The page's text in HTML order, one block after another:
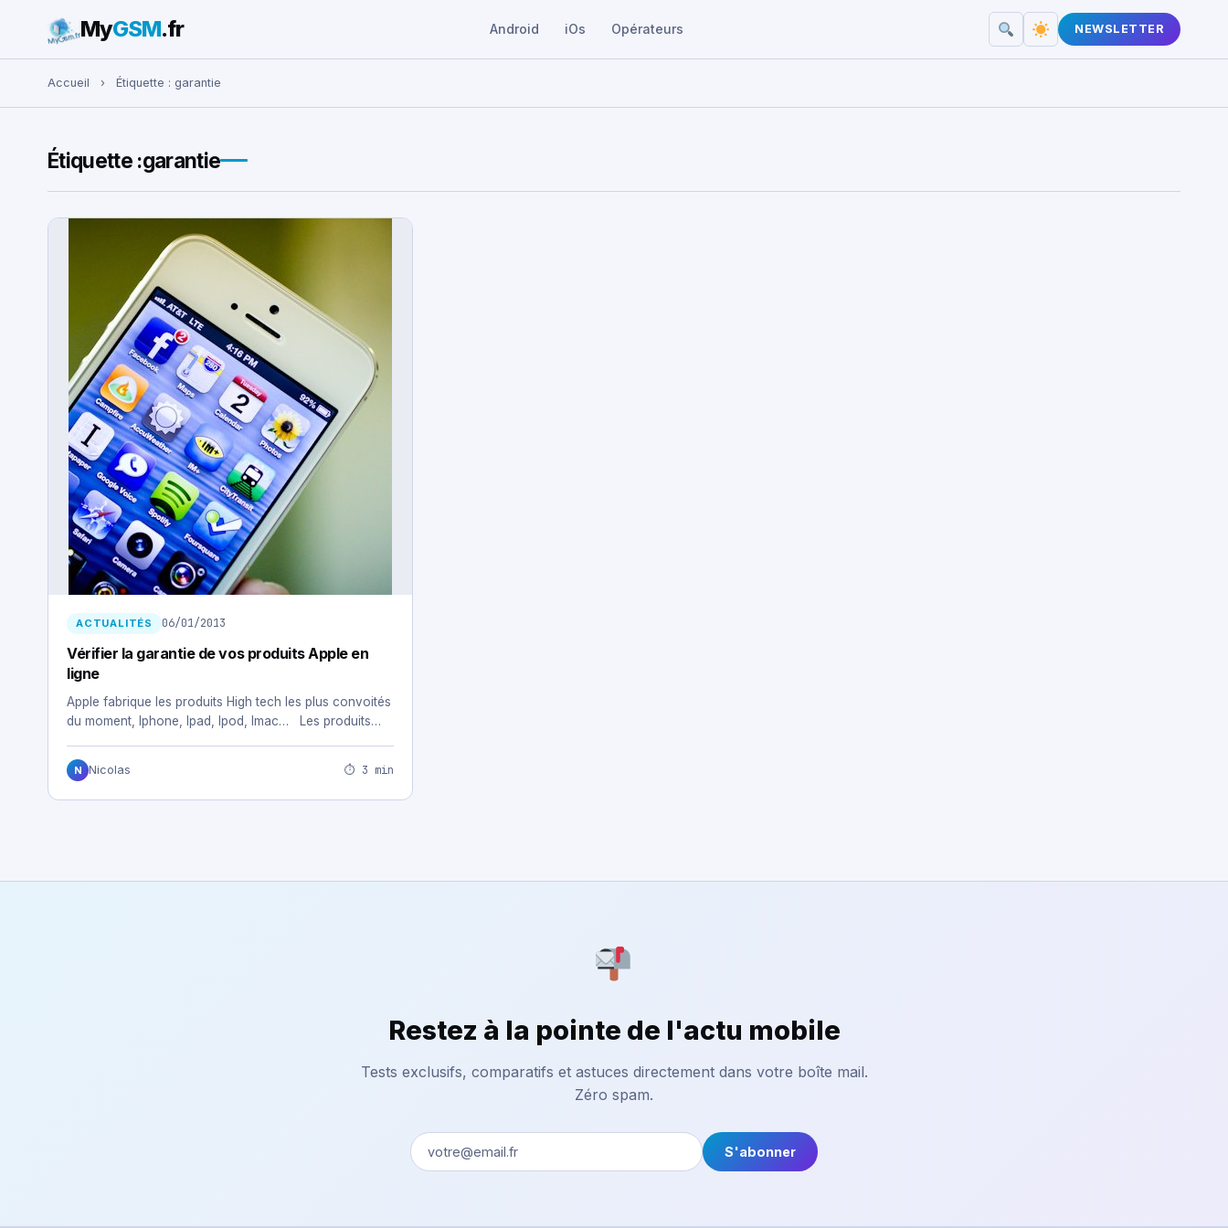
Rechercher :
MyGSM.fr Android iOs Opérateurs NEWSLETTER
Accueil › Étiquette : garantie
Étiquette :garantie
ACTUALITÉS 06/01/2013
Vérifier la garantie de vos produits Apple en
ligne
Apple fabrique les produits High tech les plus convoités
du moment, Iphone, Ipad, Ipod, Imac… Les produits…
N Nicolas ⏱ 3 min
Restez à la pointe de l'actu mobile
Tests exclusifs, comparatifs et astuces directement dans votre boîte mail.
Zéro spam.
S'abonner